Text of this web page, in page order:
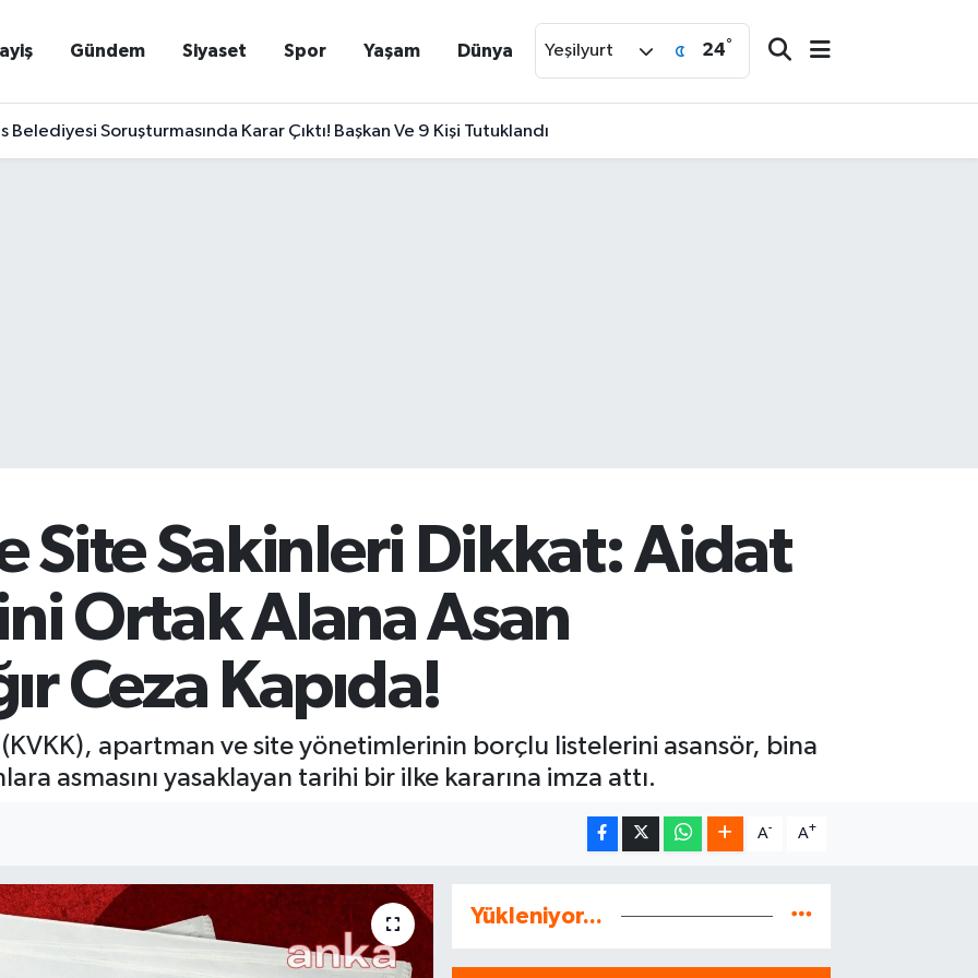
Gündem Siyaset Spor Yaşam Dünya Yeşilyurt 24°
Soruşturmasında Karar Çıktı! Başkan Ve 9 Kişi Tutuklandı
Site Sakinleri Dikkat: Aidat
Ortak Alana Asan
Ceza Kapıda!
apartman ve site yönetimlerinin borçlu listelerini asansör, bina
asmasını yasaklayan tarihi bir ilke kararına imza attı.
A- A+
Yükleniyor...